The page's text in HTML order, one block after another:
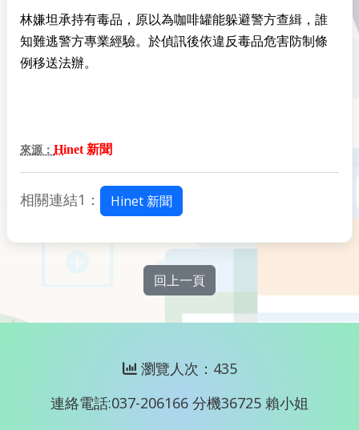
林嫌坦承持有毒品，原以為咖啡罐能躲避警方查緝，誰
知難逃警方專業經驗。於偵訊後依違反毒品危害防制條
例移送法辦。
來源： Hinet 新聞
相關連結1： Hinet 新聞
回上一頁
瀏覽人次：435
連絡電話:037-206166 分機36725 賴小姐